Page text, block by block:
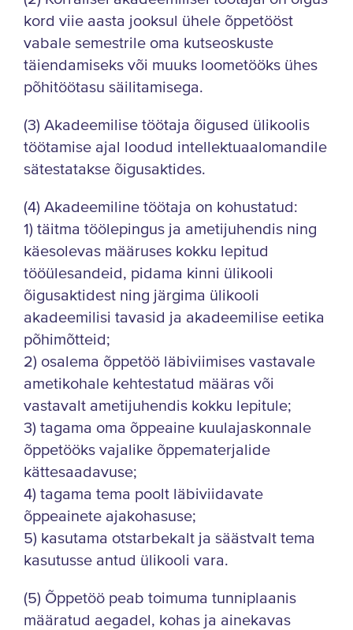
kord viie aasta jooksul ühele õppetööst
vabale semestrile oma kutseoskuste
täiendamiseks või muuks loometööks ühes
põhitöötasu säilitamisega.
(3) Akadeemilise töötaja õigused ülikoolis
töötamise ajal loodud intellektuaalomandile
sätestatakse õigusaktides.
(4) Akadeemiline töötaja on kohustatud:
1) täitma töölepingus ja ametijuhendis ning
käesolevas määruses kokku lepitud
tööülesandeid, pidama kinni ülikooli
õigusaktidest ning järgima ülikooli
akadeemilisi tavasid ja akadeemilise eetika
põhimõtteid;
2) osalema õppetöö läbiviimises vastavale
ametikohale kehtestatud määras või
vastavalt ametijuhendis kokku lepitule;
3) tagama oma õppeaine kuulajaskonnale
õppetööks vajalike õppematerjalide
kättesaadavuse;
4) tagama tema poolt läbiviidavate
õppeainete ajakohasuse;
5) kasutama otstarbekalt ja säästvalt tema
kasutusse antud ülikooli vara.
(5) Õppetöö peab toimuma tunniplaanis
määratud aegadel, kohas ja ainekavas